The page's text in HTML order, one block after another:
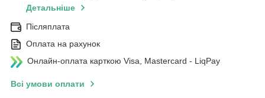
Детальніше
Післяплата
Оплата на рахунок
Онлайн-оплата карткою Visa, Mastercard - LiqPay
Всі умови оплати